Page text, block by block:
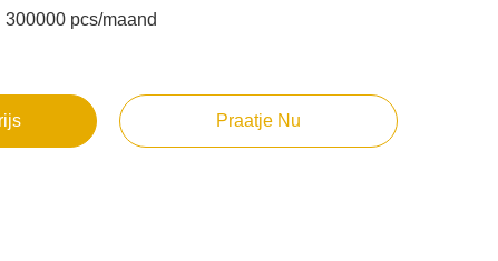
300000 pcs/maand
Praatje Nu